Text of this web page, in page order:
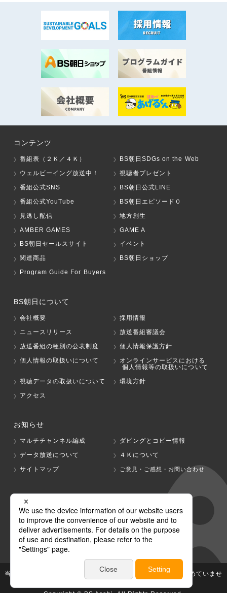
コンテンツ
番組表（２Ｋ／４Ｋ）
BS朝日SDGs on the Web
ウェルビーイング放送中！
視聴者プレゼント
番組公式SNS
BS朝日公式LINE
番組公式YouTube
BS朝日エピソード０
見逃し配信
地方創生
AMBER GAMES
GAME A
BS朝日セールスサイト
イベント
関連商品
BS朝日ショップ
Program Guide For Buyers
BS朝日について
会社概要
採用情報
ニュースリリース
放送番組審議会
放送番組の種別の公表制度
個人情報保護方針
個人情報の取扱いについて
オンラインサービスにおける
個人情報等の取扱いについて
視聴データの取扱いについて
環境方針
アクセス
お知らせ
マルチチャンネル編成
ダビングとコピー情報
データ放送について
４Ｋについて
サイトマップ
ご意見・ご感想・お問い合わせ
グループ会社
テレビ朝日 テレ朝チャンネル
当社が著作権、著作隣接権を有する放送番組等の無断利用は認めていませ
ん。